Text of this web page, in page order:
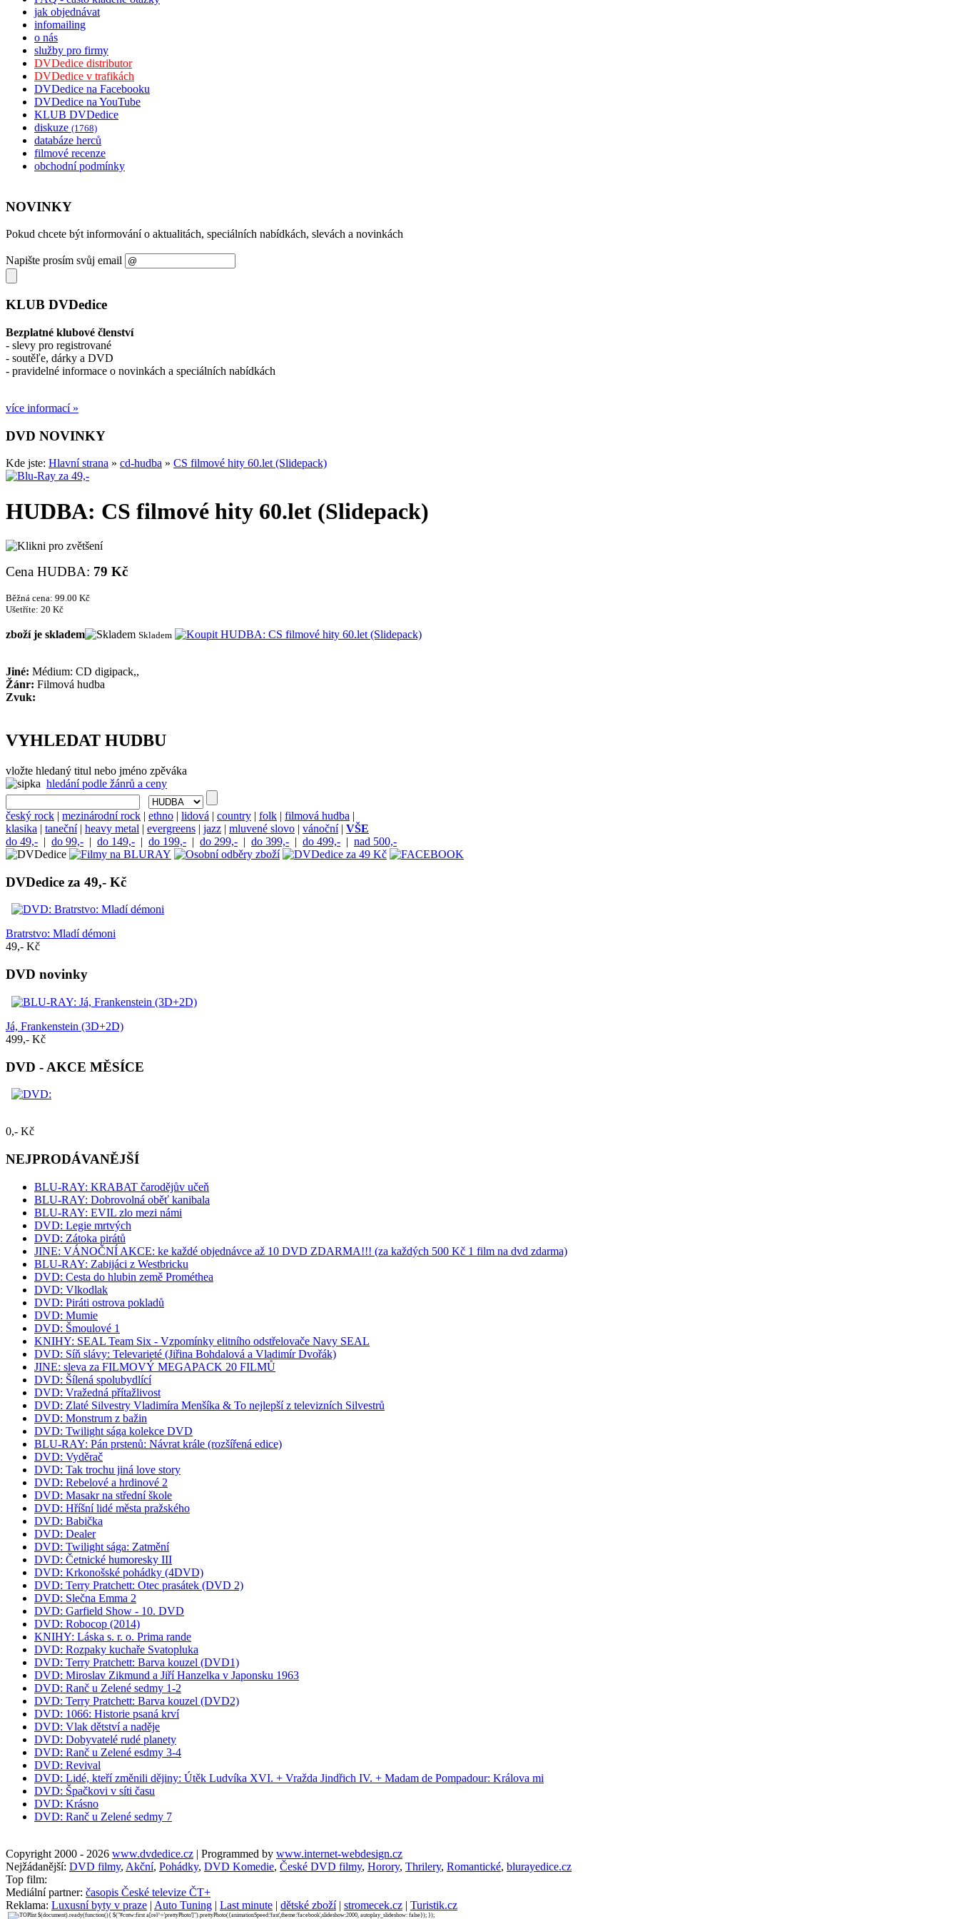
jak objednávat
infomailing
o nás
služby pro firmy
DVDedice distributor
DVDedice v trafikách
DVDedice na Facebooku
DVDedice na YouTube
KLUB DVDedice
diskuze (1768)
databáze herců
filmové recenze
obchodní podmínky
NOVINKY
Pokud chcete být informování o aktualitách, speciálních nabídkách, slevách a novinkách
Napište prosím svůj email
KLUB DVDedice
Bezplatné klubové členství
- slevy pro registrované
- soutěľe, dárky a DVD
- pravidelné informace o novinkách a speciálních nabídkách
více informací »
DVD NOVINKY
Kde jste: Hlavní strana » cd-hudba » CS filmové hity 60.let (Slidepack)
HUDBA: CS filmové hity 60.let (Slidepack)
Cena HUDBA: 79 Kč
Běžná cena: 99.00 Kč
Ušetříte: 20 Kč
zboží je skladem Skladem
Jiné: Médium: CD digipack,,
Žánr: Filmová hudba
Zvuk:
VYHLEDAT HUDBU
vložte hledaný titul nebo jméno zpěváka
hledání podle žánrů a ceny
český rock | mezinárodní rock | ethno | lidová | country | folk | filmová hudba |
klasika | taneční| heavy metal | evergreens | jazz | mluvené slovo | vánoční| VŠE
do 49,- | do 99,- | do 149,- | do 199,- | do 299,- | do 399,- | do 499,- | nad 500,-
DVDedice za 49,- Kč
Bratrstvo: Mladí démoni
49,- Kč
DVD novinky
Já, Frankenstein (3D+2D)
499,- Kč
DVD - AKCE MĚSÍCE
0,- Kč
NEJPRODÁVANĚJŠÍ
BLU-RAY: KRABAT čarodějův učeň
BLU-RAY: Dobrovolná oběť kanibala
BLU-RAY: EVIL zlo mezi námi
DVD: Legie mrtvých
DVD: Zátoka pirátů
JINE: VÁNOČNÍ AKCE: ke každé objednávce až 10 DVD ZDARMA!!! (za každých 500 Kč 1 film na dvd zdarma)
BLU-RAY: Zabijáci z Westbricku
DVD: Cesta do hlubin země Prométhea
DVD: Vlkodlak
DVD: Piráti ostrova pokladů
DVD: Mumie
DVD: Šmoulové 1
KNIHY: SEAL Team Six - Vzpomínky elitního odstřelovače Navy SEAL
DVD: Síň slávy: Televarieté (Jiřina Bohdalová a Vladimír Dvořák)
JINE: sleva za FILMOVÝ MEGAPACK 20 FILMŮ
DVD: Šílená spolubydlící
DVD: Vražedná přítažlivost
DVD: Zlaté Silvestry Vladimíra Menšíka & To nejlepší z televizních Silvestrů
DVD: Monstrum z bažin
DVD: Twilight sága kolekce DVD
BLU-RAY: Pán prstenů: Návrat krále (rozšířená edice)
DVD: Vyděrač
DVD: Tak trochu jiná love story
DVD: Rebelové a hrdinové 2
DVD: Masakr na střední škole
DVD: Hříšní lidé města pražského
DVD: Babička
DVD: Dealer
DVD: Twilight sága: Zatmění
DVD: Četnické humoresky III
DVD: Krkonošské pohádky (4DVD)
DVD: Terry Pratchett: Otec prasátek (DVD 2)
DVD: Slečna Emma 2
DVD: Garfield Show - 10. DVD
DVD: Robocop (2014)
KNIHY: Láska s. r. o. Prima rande
DVD: Rozpaky kuchaře Svatopluka
DVD: Terry Pratchett: Barva kouzel (DVD1)
DVD: Miroslav Zikmund a Jiří Hanzelka v Japonsku 1963
DVD: Ranč u Zelené sedmy 1-2
DVD: Terry Pratchett: Barva kouzel (DVD2)
DVD: 1066: Historie psaná krví
DVD: Vlak dětství a naděje
DVD: Dobyvatelé rudé planety
DVD: Ranč u Zelené esdmy 3-4
DVD: Revival
DVD: Lidé, kteří změnili dějiny: Útěk Ludvíka XVI. + Vražda Jindřich IV. + Madam de Pompadour: Králova mi
DVD: Špačkovi v síti času
DVD: Krásno
DVD: Ranč u Zelené sedmy 7
Copyright 2000 - 2026 www.dvdedice.cz | Programmed by www.internet-webdesign.cz
Nejžádanější: DVD filmy, Akční, Pohádky, DVD Komedie, České DVD filmy, Horory, Thrilery, Romantické, blurayedice.cz
Top film:
Mediální partner: časopis České televize ČT+
Reklama: Luxusní byty v praze | Auto Tuning | Last minute | dětské zboží| stromecek.cz | Turistik.cz
$(document).ready(function(){ $("#cntw:first a[rel^='prettyPhoto']").prettyPhoto({animationSpeed:'fast',theme:'facebook',slideshow:2000, autoplay_slideshow: false}); });